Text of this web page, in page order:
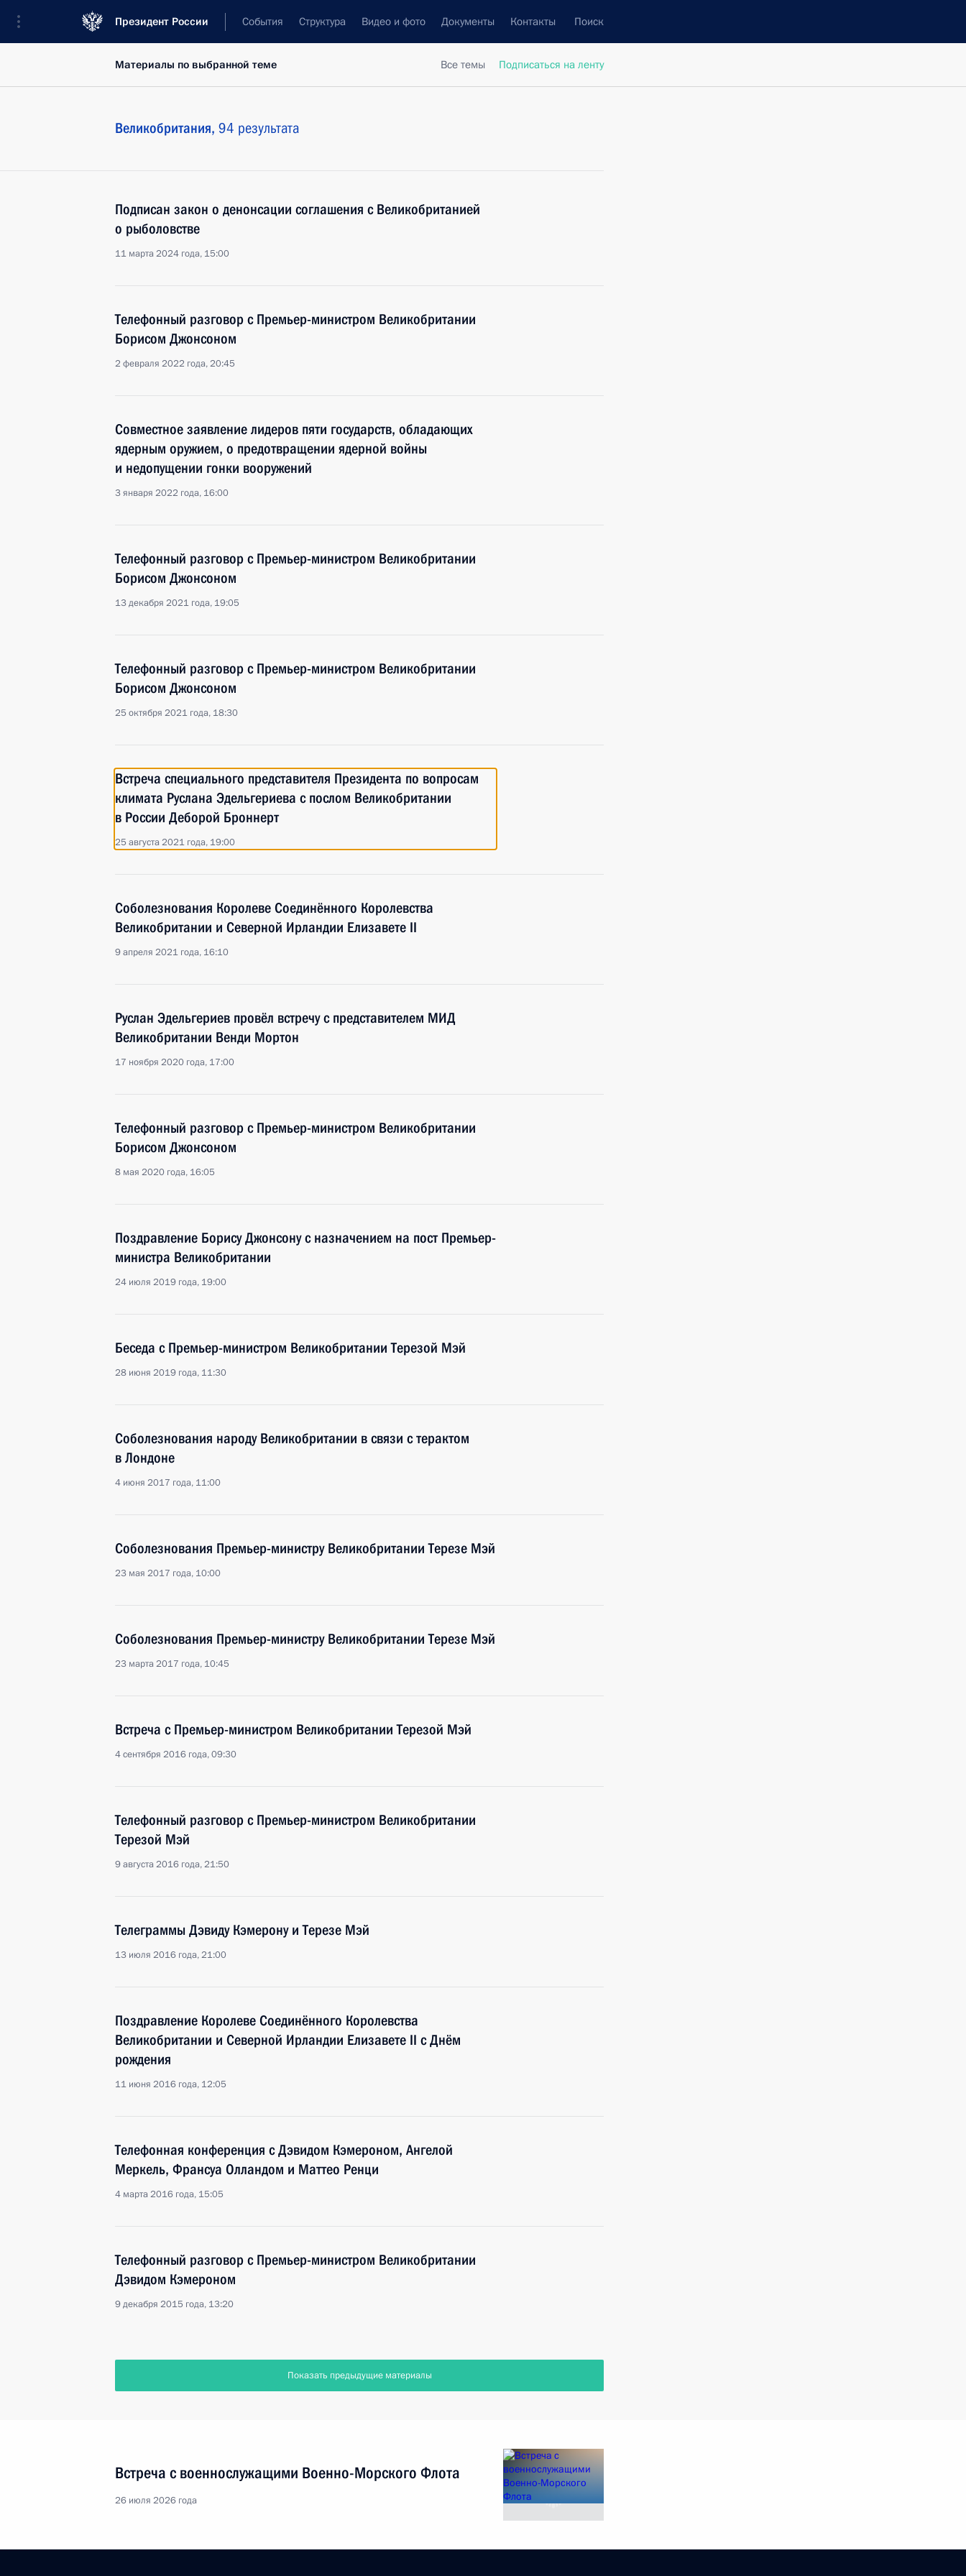
Президент России События Структура Видео и фото Документы Контакты Поиск
Все темы Подписаться на ленту
Материалы по выбранной теме
Великобритания, 94 результата
Подписан закон о денонсации соглашения с Великобританией
о рыболовстве
11 марта 2024 года, 15:00
Телефонный разговор с Премьер-министром Великобритании
Борисом Джонсоном
2 февраля 2022 года, 20:45
Совместное заявление лидеров пяти государств, обладающих
ядерным оружием, о предотвращении ядерной войны
и недопущении гонки вооружений
3 января 2022 года, 16:00
Телефонный разговор с Премьер-министром Великобритании
Борисом Джонсоном
13 декабря 2021 года, 19:05
Телефонный разговор с Премьер-министром Великобритании
Борисом Джонсоном
25 октября 2021 года, 18:30
Встреча специального представителя Президента по вопросам
климата Руслана Эдельгериева с послом Великобритании
в России Деборой Броннерт
25 августа 2021 года, 19:00
Соболезнования Королеве Соединённого Королевства
Великобритании и Северной Ирландии Елизавете II
9 апреля 2021 года, 16:10
Руслан Эдельгериев провёл встречу с представителем МИД
Великобритании Венди Мортон
17 ноября 2020 года, 17:00
Телефонный разговор с Премьер-министром Великобритании
Борисом Джонсоном
8 мая 2020 года, 16:05
Поздравление Борису Джонсону с назначением на пост Премьер-
министра Великобритании
24 июля 2019 года, 19:00
Беседа с Премьер-министром Великобритании Терезой Мэй
28 июня 2019 года, 11:30
Соболезнования народу Великобритании в связи с терактом
в Лондоне
4 июня 2017 года, 11:00
Соболезнования Премьер-министру Великобритании Терезе Мэй
23 мая 2017 года, 10:00
Соболезнования Премьер-министру Великобритании Терезе Мэй
23 марта 2017 года, 10:45
Встреча с Премьер-министром Великобритании Терезой Мэй
4 сентября 2016 года, 09:30
Телефонный разговор с Премьер-министром Великобритании
Терезой Мэй
9 августа 2016 года, 21:50
Телеграммы Дэвиду Кэмерону и Терезе Мэй
13 июля 2016 года, 21:00
Поздравление Королеве Соединённого Королевства
Великобритании и Северной Ирландии Елизавете II с Днём
рождения
11 июня 2016 года, 12:05
Телефонная конференция с Дэвидом Кэмероном, Ангелой
Меркель, Франсуа Олландом и Маттео Ренци
4 марта 2016 года, 15:05
Телефонный разговор с Премьер-министром Великобритании
Дэвидом Кэмероном
9 декабря 2015 года, 13:20
Показать предыдущие материалы
Встреча с военнослужащими Военно-Морского Флота
26 июля 2026 года